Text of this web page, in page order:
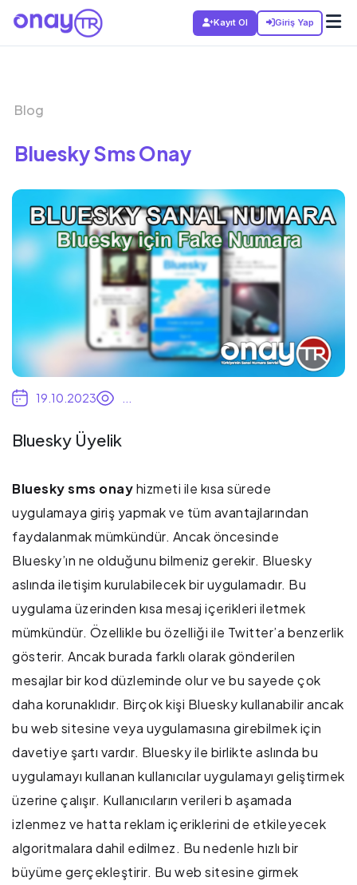
Kayıt Ol Giriş Yap
Blog
Bluesky Sms Onay
19.10.2023
Bluesky Üyelik
Bluesky sms onayhizmeti ile kısa sürede
uygulamaya giriş yapmak ve tüm avantajlarından
faydalanmak mümkündür. Ancak öncesinde
Bluesky’ın ne olduğunu bilmeniz gerekir. Bluesky
aslında iletişim kurulabilecek bir uygulamadır. Bu
uygulama üzerinden kısa mesaj içerikleri iletmek
mümkündür. Özellikle bu özelliği ile Twitter’a benzerlik
gösterir. Ancak burada farklı olarak gönderilen
mesajlar bir kod düzleminde olur ve bu sayede çok
daha korunaklıdır. Birçok kişi Bluesky kullanabilir ancak
bu web sitesine veya uygulamasına girebilmek için
davetiye şartı vardır. Bluesky ile birlikte aslında bu
uygulamayı kullanan kullanıcılar uygulamayı geliştirmek
üzerine çalışır. Kullanıcıların verileri b aşamada
izlenmez ve hatta reklam içeriklerini de etkileyecek
algoritmalara dahil edilmez. Bu nedenle hızlı bir
büyüme gerçekleştirir. Bu web sitesine girmek